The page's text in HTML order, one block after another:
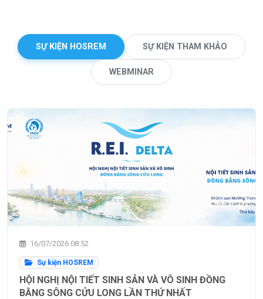
SỰ KIỆN HOSREM SỰ KIỆN THAM KHẢO
WEBMINAR
16/07/2026 08:52
Sự kiện HOSREM
HỘI NGHỊ NỘI TIẾT SINH SẢN VÀ VÔ SINH ĐỒNG
BẰNG SÔNG CỬU LONG LẦN THỨ NHẤT